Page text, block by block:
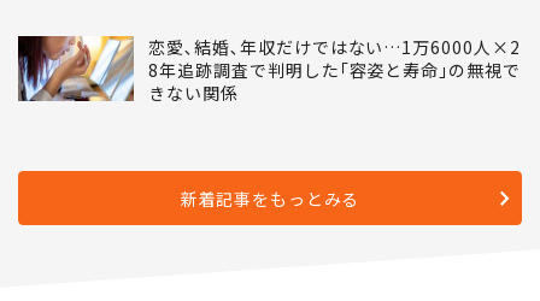
恋愛､結婚､年収だけではない…1万6000人×2
8年追跡調査で判明した｢容姿と寿命｣の無視で
きない関係
新着記事をもっとみる